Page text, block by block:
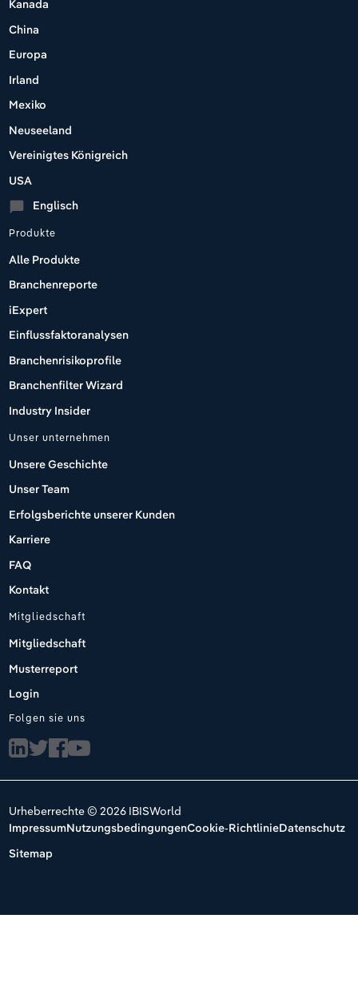
Kanada
China
Europa
Irland
Mexiko
Neuseeland
Vereinigtes Königreich
USA
chat_bubble Englisch
Produkte
Alle Produkte
Branchenreporte
iExpert
Einflussfaktoranalysen
Branchenrisikoprofile
Branchenfilter Wizard
Industry Insider
Unser unternehmen
Unsere Geschichte
Unser Team
Erfolgsberichte unserer Kunden
Karriere
FAQ
Kontakt
Mitgliedschaft
Mitgliedschaft
Musterreport
Login
Folgen sie uns
Urheberrechte © 2026 IBISWorld
ImpressumNutzungsbedingungenCookie-RichtlinieDatenschutz
Sitemap